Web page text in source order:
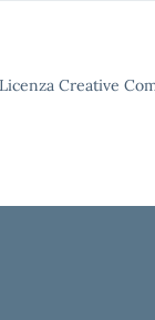
Creative